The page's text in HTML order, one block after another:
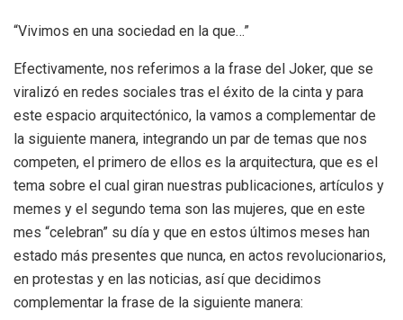
“Vivimos en una sociedad en la que…”
Efectivamente, nos referimos a la frase del Joker, que se
viralizó en redes sociales tras el éxito de la cinta y para
este espacio arquitectónico, la vamos a complementar de
la siguiente manera, integrando un par de temas que nos
competen, el primero de ellos es la arquitectura, que es el
tema sobre el cual giran nuestras publicaciones, artículos y
memes y el segundo tema son las mujeres, que en este
mes “celebran” su día y que en estos últimos meses han
estado más presentes que nunca, en actos revolucionarios,
en protestas y en las noticias, así que decidimos
complementar la frase de la siguiente manera: